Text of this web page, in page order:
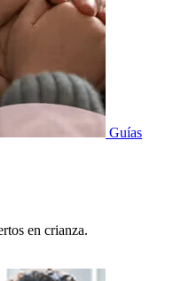
Guías
en crianza.